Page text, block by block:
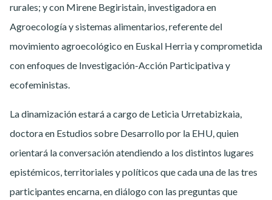
rurales; y con Mirene Begiristain, investigadora en
Agroecología y sistemas alimentarios, referente del
movimiento agroecológico en Euskal Herria y comprometida
con enfoques de Investigación-Acción Participativa y
ecofeministas.
La dinamización estará a cargo de Leticia Urretabizkaia,
doctora en Estudios sobre Desarrollo por la EHU, quien
orientará la conversación atendiendo a los distintos lugares
epistémicos, territoriales y políticos que cada una de las tres
participantes encarna, en diálogo con las preguntas que